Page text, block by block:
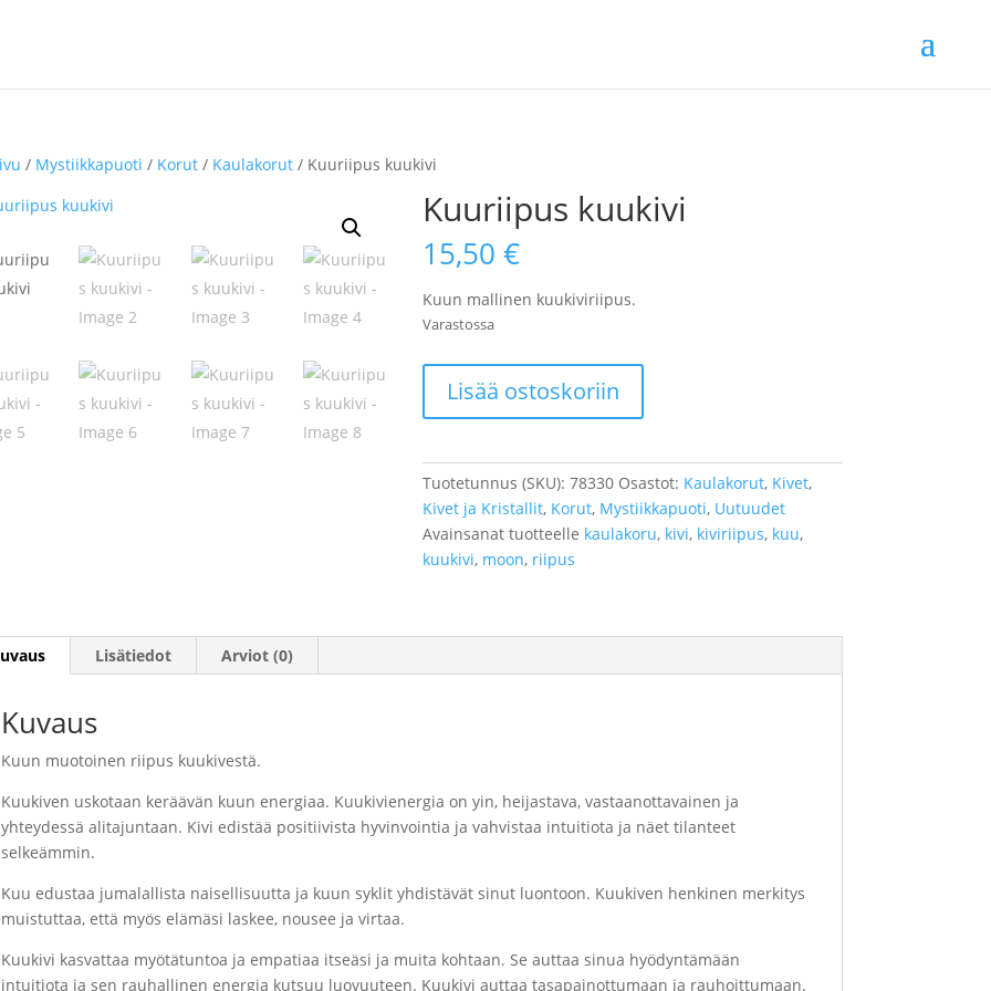
/ Mystiikkapuoti / Korut/ Kaulakorut/ Kuuriipus kuukivi
Kuuriipus kuukivi
15,50 €
Kuun mallinen kuukiviriipus.
Varastossa
kuukivi
määrä
Lisää ostoskoriin
Tuotetunnus (SKU): 78330 Osastot: Kaulakorut, Kivet,
Kivet ja Kristallit, Korut, Mystiikkapuoti, Uutuudet
Avainsanat tuotteelle kaulakoru, kivi, kiviriipus, kuu,
kuukivi, moon, riipus
Lisätiedot Arviot (0)
Kuvaus
Kuun muotoinen riipus kuukivestä.
Kuukiven uskotaan keräävän kuun energiaa. Kuukivienergia on yin, heijastava, vastaanottavainen ja
yhteydessä alitajuntaan. Kivi edistää positiivista hyvinvointia ja vahvistaa intuitiota ja näet tilanteet
selkeämmin.
Kuu edustaa jumalallista naisellisuutta ja kuun syklit yhdistävät sinut luontoon. Kuukiven henkinen merkitys
muistuttaa, että myös elämäsi laskee, nousee ja virtaa.
Kuukivi kasvattaa myötätuntoa ja empatiaa itseäsi ja muita kohtaan. Se auttaa sinua hyödyntämään
intuitiota ja sen rauhallinen energia kutsuu luovuuteen. Kuukivi auttaa tasapainottumaan ja rauhoittumaan.